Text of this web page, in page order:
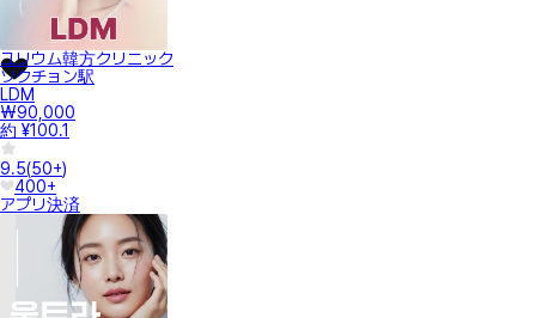
ユリウム韓方クリニック
ソクチョン駅
LDM
₩90,000
約 ¥100.1
9.5(50+)
400+
アプリ決済